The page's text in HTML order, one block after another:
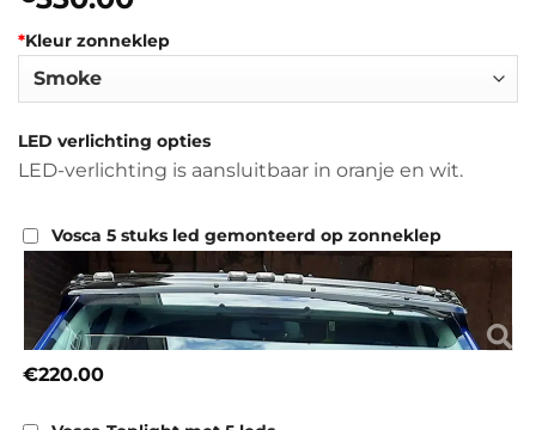
*Kleur zonneklep
LED verlichting opties
LED-verlichting is aansluitbaar in oranje en wit.
Vosca 5 stuks led gemonteerd op zonneklep
€220.00